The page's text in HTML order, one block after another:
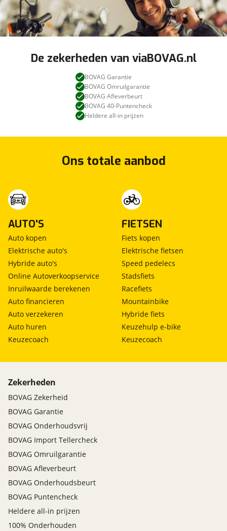
De zekerheden van viaBOVAG.nl
BOVAG Garantie
BOVAG Omruilgarantie
BOVAG Afleverbeurt
BOVAG 40-Puntencheck
Heldere all-in prijzen
Ons totale aanbod
AUTO'S
Auto kopen
Elektrische auto's
Hybride auto's
Online Autoverkoopservice
Inruilwaarde berekenen
Auto financieren
Auto verzekeren
Auto huren
Keuzecoach
FIETSEN
Fiets kopen
Elektrische fietsen
Speed pedelecs
Stadsfiets
Racefiets
Mountainbike
Hybride fiets
Keuzehulp e-bike
Keuzecoach
Zekerheden
BOVAG Zekerheid
BOVAG Garantie
BOVAG Onderhoudsvrij
BOVAG Import Tellercheck
BOVAG Omruilgarantie
BOVAG Afleverbeurt
BOVAG Onderhoudsbeurt
BOVAG Puntencheck
Heldere all-in prijzen
100% Onderhouden